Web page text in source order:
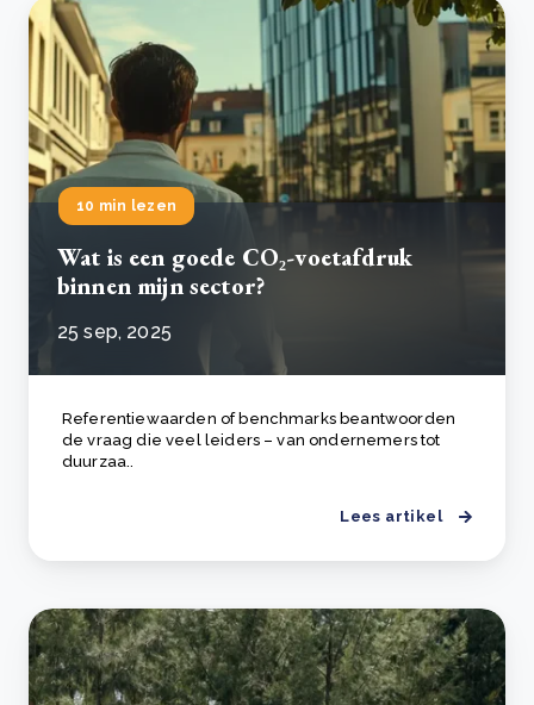
10 min lezen
Wat is een goede CO₂-voetafdruk
binnen mijn sector?
25 sep, 2025
Referentiewaarden of benchmarks beantwoorden
de vraag die veel leiders – van ondernemers tot
duurzaa..
Lees artikel